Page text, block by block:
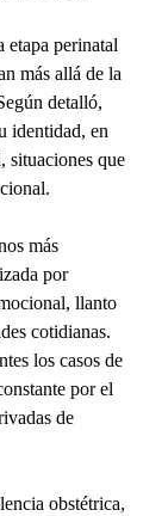
etapa perinatal
más allá de la
detalló,
identidad, en
situaciones que
más
por
llanto
cotidianas.
los casos de
por el
de
obstétrica,